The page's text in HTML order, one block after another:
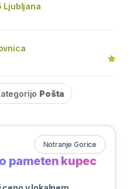
Ljubljana
Pošta
Notranje Gorice
pameten kupec